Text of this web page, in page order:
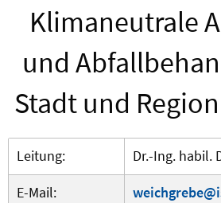
Klimaneutrale
und
Stadt und
Leitung:
Dr.-Ing. habil.
E-Mail: